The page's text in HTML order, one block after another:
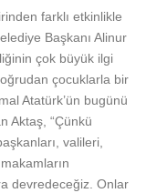
farklı etkinlikle
Başkanı Alinur
çok büyük ilgi
çocuklarla bir
Atatürk’ün bugünü
Aktaş, “Çünkü
valileri,
devredeceğiz. Onlar